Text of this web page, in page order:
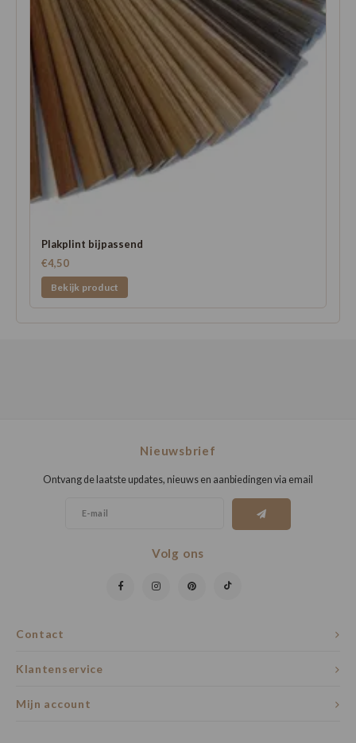
Plakplint bijpassend
€4,50
Bekijk product
Contact
Nieuwsbrief
Ontvang de laatste updates, nieuws en aanbiedingen via email
Volg ons
Klantenservice
Mijn account